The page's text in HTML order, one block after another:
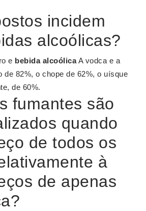
incidem
alcoólicas?
e bebida alcoólicaA vodca e a
de 82%, o chope de 62%, o uísque
de 60%.
fumantes são
quando
de todos os
à
de apenas